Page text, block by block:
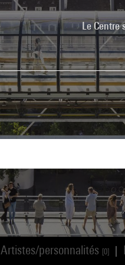
Le Centre
Artistes/personnalités [0]